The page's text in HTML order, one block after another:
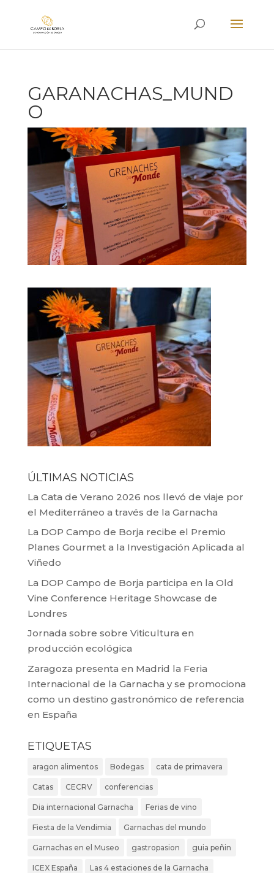
GARANACHAS_MUND
O
ÚLTIMAS NOTICIAS
La Cata de Verano 2026 nos llevó de viaje por
el Mediterráneo a través de la Garnacha
La DOP Campo de Borja recibe el Premio
Planes Gourmet a la Investigación Aplicada al
Viñedo
La DOP Campo de Borja participa en la Old
Vine Conference Heritage Showcase de
Londres
Jornada sobre sobre Viticultura en
producción ecológica
Zaragoza presenta en Madrid la Feria
Internacional de la Garnacha y se promociona
como un destino gastronómico de referencia
en España
ETIQUETAS
aragon alimentos Bodegas cata de primavera
Catas CECRV conferencias
Dia internacional Garnacha Ferias de vino
Fiesta de la Vendimia Garnachas del mundo
Garnachas en el Museo gastropasion guia peñin
ICEX España Las 4 estaciones de la Garnacha